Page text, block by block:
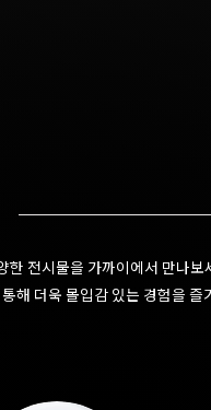
한 전시물을 가까이에서 만나
해 더욱 몰입감 있는 경험을